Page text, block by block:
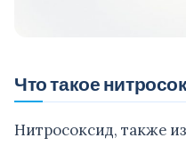
Что такое
Нитросоксид, также